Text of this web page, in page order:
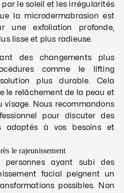
par le soleil et les irrégularités
la microdermabrasion est
une exfoliation profonde,
lisse et plus radieuse.
des changements plus
comme le lifting
plus durable. Cela
le relâchement de la peau et
visage. Nous recommandons
pour discuter des
adaptés à vos besoins et
le rajeunissement
personnes ayant subi des
facial peignent un
possibles. Non